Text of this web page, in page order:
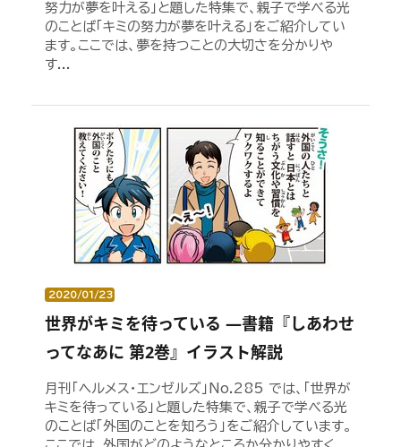
努力が夢を叶える」と題した特集で、親子で学べる光
のことば「キミの努力が夢を叶える」をご紹介してい
ます。ここでは、夢を持つことの大切さを分かりや
す...
2020/01/23
世界がキミを待っている ―書籍『しあわせ
ってなあに 第2巻』イラスト解説
月刊「ヘルメス・エンゼルズ」No.285 では、「世界が
キミを待っている」と題した特集で、親子で学べる光
のことば「外国のことを知ろう」をご紹介しています。